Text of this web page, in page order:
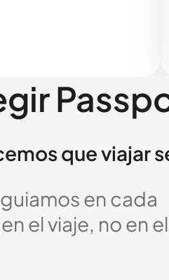
que viajar
en cada
el viaje, no en el